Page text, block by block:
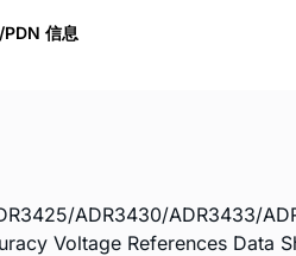
PDN 信息
ADR3430/ADR3433/
Voltage References Data